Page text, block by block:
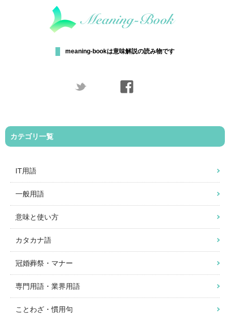
meaning-bookは意味解説の読み物です
カテゴリ一覧
IT用語
一般用語
意味と使い方
カタカナ語
冠婚葬祭・マナー
専門用語・業界用語
ことわざ・慣用句